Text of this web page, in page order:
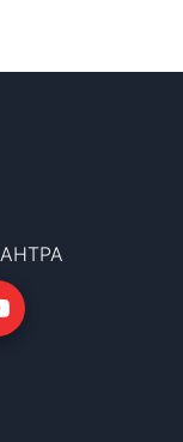
АНТРА